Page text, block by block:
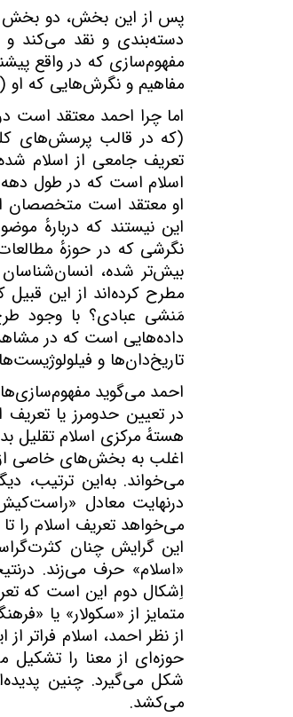
پس از این بخش، دو بخش
دسته‌بندی و نقد می‌کند و
مفهوم‌سازی که در واقع
مفاهیم و نگرش‌هایی که او
اما چرا احمد معتقد است
(که در قالب پرسش‌های
تعریف جامعی از اسلام
اسلام است که در طول
او معتقد است متخصصان
این نیستند که دربارهٔ
نگرشی که در حوزهٔ
بیش‌تر شده،
مطرح کرده‌اند از این
مَنشی عبادی؟ با وجود
داده‌هایی است که در
تاریخ‌دان‌ها و
احمد می‌گوید
در تعیین حدومرز یا
هستهٔ مرکزی اسلام تقلیل
اغلب به بخش‌های خاصی از
می‌خواند. به‌این ترتیب،
درنهایت معادل
می‌خواهد تعریف اسلام را
این گرایش چنان
«اسلام» حرف می‌زند.
اِشکال دوم این است که
متمایز از «سکولار» یا
از نظر احمد، اسلام فراتر
حوزه‌ای از معنا را
شکل می‌گیرد. چنین
می‌کشد.